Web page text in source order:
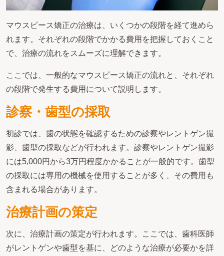
マウスピース矯正の治療は、いくつかの段階を経て進めら
れます。それぞれの段階でかかる費用を把握しておくこと
で、治療の流れをスムーズに理解できます。
ここでは、一般的なマウスピース矯正の流れと、それぞれ
の段階で発生する費用について説明します。
診察・歯型の採取
初診では、歯の状態を確認するための診察やレントゲン撮
影、歯型の採取などが行われます。診察やレントゲン撮影
には5,000円から3万円程度かかることが一般的です。歯型
の採取には専用の機械を使用することが多く、その費用も
含まれる場合があります。
治療計画の策定
次に、治療計画の策定が行われます。ここでは、歯科医師
がレントゲンや歯型を基に、どのような治療が必要かを詳